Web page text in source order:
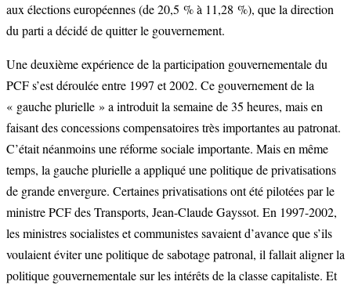
aux élections européennes (de 20,5 % à 11,28 %), que la direction
du parti a décidé de quitter le gouvernement.
Une deuxième expérience de la participation gouvernementale du
PCF s’est déroulée entre 1997 et 2002. Ce gouvernement de la
« gauche plurielle » a introduit la semaine de 35 heures, mais en
faisant des concessions compensatoires très importantes au patronat.
C’était néanmoins une réforme sociale importante. Mais en même
temps, la gauche plurielle a appliqué une politique de privatisations
de grande envergure. Certaines privatisations ont été pilotées par le
ministre PCF des Transports, Jean-Claude Gayssot. En 1997-2002,
les ministres socialistes et communistes savaient d’avance que s’ils
voulaient éviter une politique de sabotage patronal, il fallait aligner la
politique gouvernementale sur les intérêts de la classe capitaliste. Et